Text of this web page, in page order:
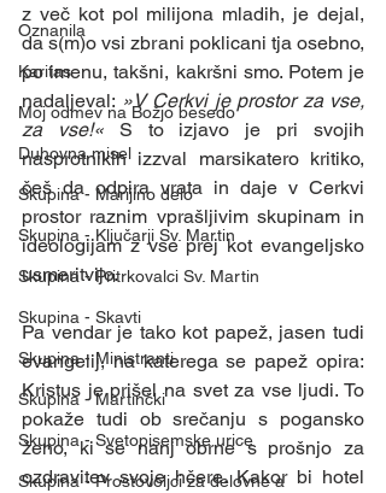
Oznanila
Karitas
Moj odmev na Božjo besedo
Duhovna misel
Skupina - Marijino delo
Skupina - Ključarji Sv. Martin
Skupina - Pritrkovalci Sv. Martin
Skupina - Skavti
Skupina - Ministranti
Skupina - Martinčki
Skupina - Svetopisemske urice
Skupina - Prostovoljci za delovne a
z več kot pol milijona mladih, je dejal,
da s(m)o vsi zbrani poklicani tja osebno,
po imenu, takšni, kakršni smo. Potem je
nadaljeval: »V Cerkvi je prostor za vse,
za vse!« S to izjavo je pri svojih
nasprotnikih izzval marsikatero kritiko,
češ da odpira vrata in daje v Cerkvi
prostor raznim vprašljivim skupinam in
ideologijam z vse prej kot evangeljsko
usmeritvijo.
Pa vendar je tako kot papež, jasen tudi
evangelij, na katerega se papež opira:
Kristus je prišel na svet za vse ljudi. To
pokaže tudi ob srečanju s pogansko
ženo, ki se nanj obrne s prošnjo za
ozdravitev svoje hčere. Kakor bi hotel